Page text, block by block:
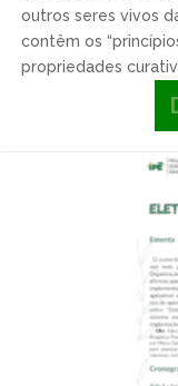
outros seres vivos
contêm os
propriedades